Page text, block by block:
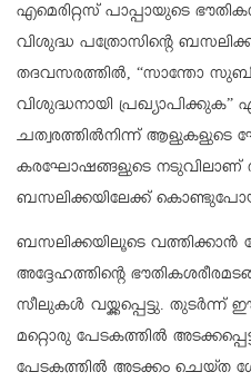
എമെരിറ്റസ് പാപ്പായുടെ
വിശുദ്ധ പത്രോസിന്റെ
തദവസരത്തിൽ, “സാന്തോ
വിശുദ്ധനായി പ്രഖ്യാപിക്കുക”
ചത്വരത്തിൽനിന്ന്
കരഘോഷങ്ങളുടെ നടുവിലാണ്
ബസലിക്കയിലേക്ക്
ബസലിക്കയിലൂടെ വത്തിക്കാൻ
അദ്ദേഹത്തിന്റെ
സീലുകൾ വയ്ക്കപ്പെട്ടു.
മറ്റൊരു പേടകത്തിൽ
പേടകത്തിൽ അടക്കം ചെയ്ത